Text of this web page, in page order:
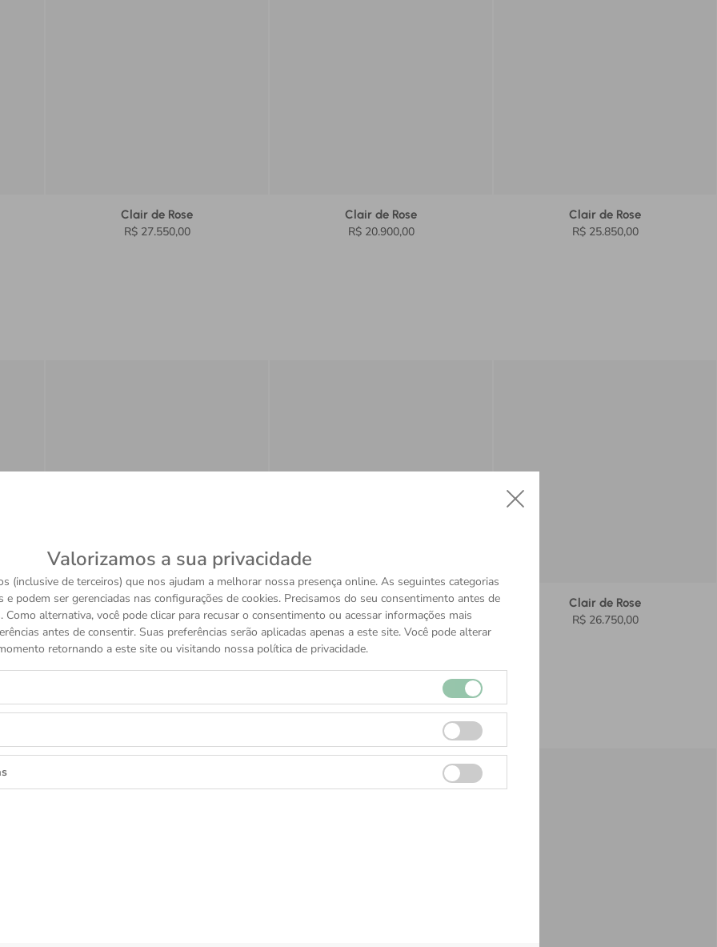
Valorizamos a sua privacidade
(inclusive de terceiros) que nos ajudam a melhorar nossa presença online. As seguintes categorias
e podem ser gerenciadas nas configurações de cookies. Precisamos do seu consentimento antes de
Como alternativa, você pode clicar para recusar o consentimento ou acessar informações mais
antes de consentir. Suas preferências serão aplicadas apenas a este site. Você pode alterar
retornando a este site ou visitando nossa política de privacidade.
Clair de Rose
R$ 27.550,00
Clair de Rose
R$ 20.900,00
Clair de Rose
R$ 25.850,00
Clair de Rose
R$ 26.750,00
Clair de Rose
R$ 27.550,00
Clair de Rose
R$ 26.750,00